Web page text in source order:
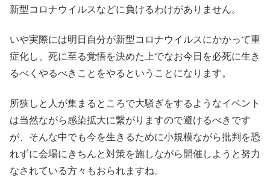
新型コロナウイルスなどに負けるわけがありません。
いや実際には明日自分が新型コロナウイルスにかかって重
症化し、死に至る覚悟を決めた上でなお今日を必死に生き
るべくやるべきことをやるということになります。
所狭しと人が集まるところで大騒ぎをするようなイベント
は当然ながら感染拡大に繋がりますので避けるべきです
が、そんな中でも今を生きるために小規模ながら批判を恐
れずに会場にきちんと対策を施しながら開催しようと努力
なされている方々もおられますね。